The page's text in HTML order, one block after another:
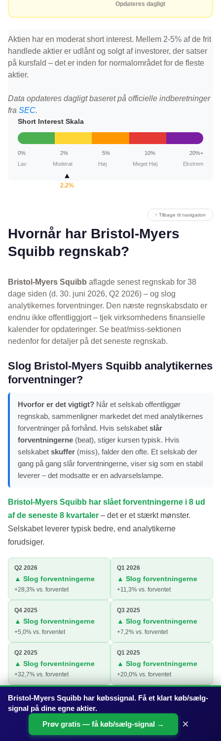
Opdateres dagligt
Aktien har en moderat short interest. Mellem 2-5% af de frit
handlede aktier er udlånt og solgt af investorer, der satser
på kursfald – det er inden for normalområdet for de fleste
aktier.
Data opdateres dagligt baseret på officielle indberetninger
fra SEC.
Short Interest Skala
0% 2% 5% 10%
20%+
Lav
Moderat Høj Meget Høj Ekstrem
▲
2.2%
↑ Tilbage til navigation
Hvornår har Bristol-Myers
Squibb regnskab?
Bristol-Myers Squibb aflagde senest regnskab for 38
dage siden (d. 30. juni 2026, Q2 2026) – og slog
analytikernes forventninger. Den næste regnskabsdato er
endnu ikke offentliggjort – tjek virksomhedens finansielle
kalender for opdateringer. Se beat/miss-sektionen
nedenfor for detaljer på det seneste regnskab.
Slog Bristol-Myers Squibb analytikernes
forventninger?
Hvorfor er det vigtigt? Når et selskab offentliggør
regnskab, sammenligner markedet det med analytikernes
forventninger på forhånd. Hvis selskabet slår
forventningerne (beat), stiger kursen typisk. Hvis
selskabet skuffer (miss), falder den ofte. Et selskab der
gang på gang slår forventningerne, viser sig som en stabil
leverer – det modsatte er en advarselslampe.
Bristol-Myers Squibb har slået forventningerne i 8 ud
af de seneste 8 kvartaler – det er et stærkt mønster.
Selskabet leverer typisk bedre, end analytikerne
forudsiger.
Q2 2026
▲ Slog forventningerne
+28,3% vs. forventet
Q1 2026
▲ Slog forventningerne
+11,3% vs. forventet
Q4 2025
▲ Slog forventningerne
+5,0% vs. forventet
Q3 2025
▲ Slog forventningerne
+7,2% vs. forventet
Q2 2025
▲ Slog forventningerne
+32,7% vs. forventet
Q1 2025
▲ Slog forventningerne
+20,0% vs. forventet
Q4 2024
▲ Slog forventningerne
+13,6% vs. forventet
Q3 2024
Bristol-Myers Squibb har købssignal. Få et klart køb/sælg-
signal på dine egne aktier.
Prøv gratis — få køb/sælg-signal →
×